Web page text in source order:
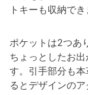
トキーも収納でき
ポケットは2つあ
ちょっとしたお
す。引手部分も
るとデザインのア